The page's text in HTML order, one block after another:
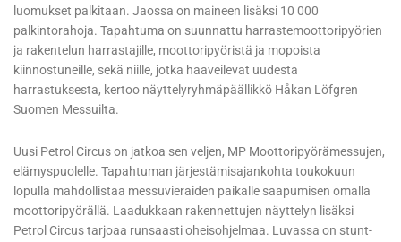
luomukset palkitaan. Jaossa on maineen lisäksi 10 000 
palkintorahoja. Tapahtuma on suunnattu harrastemoottoripyörien
ja rakentelun harrastajille, moottoripyöristä ja mopoista
kiinnostuneille, sekä niille, jotka haaveilevat uudesta
harrastuksesta, kertoo näyttelyryhmäpäällikkö Håkan Löfgren
Suomen Messuilta.
Uusi Petrol Circus on jatkoa sen veljen, MP Moottoripyörämessujen,
elämyspuolelle. Tapahtuman järjestämisajankohta toukokuun
lopulla mahdollistaa messuvieraiden paikalle saapumisen omalla
moottoripyörällä. Laadukkaan rakennettujen näyttelyn lisäksi
Petrol Circus tarjoaa runsaasti oheisohjelmaa. Luvassa on stunt-